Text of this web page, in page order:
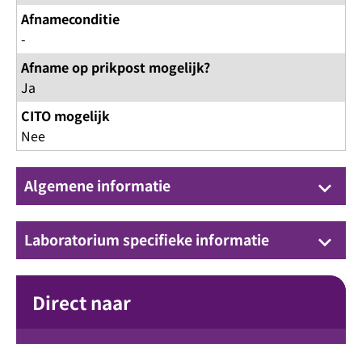
Afnameconditie
-
Afname op prikpost mogelijk?
Ja
CITO mogelijk
Nee
Algemene informatie keyboard_arrow_down
Laboratorium specifieke informatie keyboard_arrow_down
Direct naar